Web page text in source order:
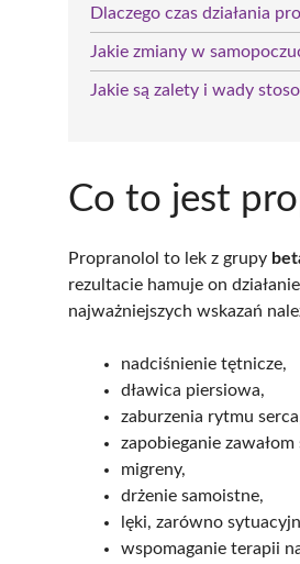
Dlaczego czas działania
Jakie zmiany w
Jakie są zalety i wady
Co to jest
Propranolol to lek z grupy
rezultacie hamuje on
najważniejszych wskazań
nadciśnienie tętnicze,
dławica piersiowa,
zaburzenia rytmu
zapobieganie zawałom
migreny,
drżenie samoistne,
lęki, zarówno
wspomaganie terapii